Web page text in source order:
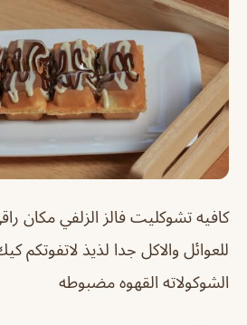
كافيه تشوكليت فالز الزلفي مكان
للعوائل والاكل جدا لذيذ لاتفوتكم
الشوكولاته القهوه مضبوطه